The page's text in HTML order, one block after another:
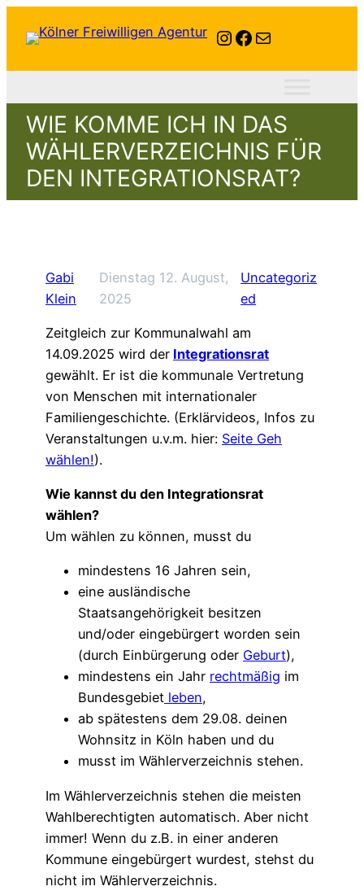
Instagram
Facebook
E-Mail
WIE KOMME ICH IN DAS
WÄHLERVERZEICHNIS FÜR
DEN INTEGRATIONSRAT?
Gabi
Klein
Dienstag 12. August,
2025
Uncategoriz
ed
Zeitgleich zur Kommunalwahl am
14.09.2025 wird der Integrationsrat
gewählt. Er ist die kommunale Vertretung
von Menschen mit internationaler
Familiengeschichte. (Erklärvideos, Infos zu
Veranstaltungen u.v.m. hier: Seite Geh
wählen!).
Wie kannst du den Integrationsrat
wählen?
Um wählen zu können, musst du
mindestens 16 Jahren sein,
eine ausländische
Staatsangehörigkeit besitzen
und/oder eingebürgert worden sein
(durch Einbürgerung oder Geburt),
mindestens ein Jahr rechtmäßig im
Bundesgebiet leben,
ab spätestens dem 29.08. deinen
Wohnsitz in Köln haben und du
musst im Wählerverzeichnis stehen.
Im Wählerverzeichnis stehen die meisten
Wahlberechtigten automatisch. Aber nicht
immer! Wenn du z.B. in einer anderen
Kommune eingebürgert wurdest, stehst du
nicht im Wählerverzeichnis.